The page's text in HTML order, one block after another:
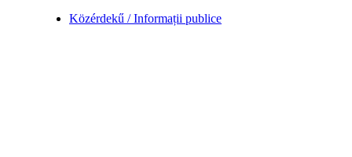
Közérdekű / Informații publice